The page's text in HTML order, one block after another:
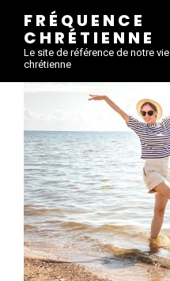
FRÉQUENCE
CHRÉTIENNE
Le site de référence de notre vie
chrétienne